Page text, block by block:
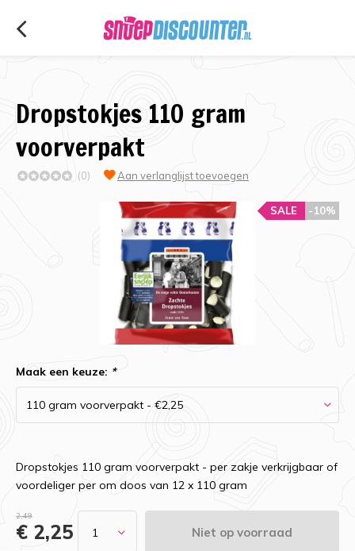
Dropstokjes 110 gram
voorverpakt
(0) Aan verlanglijst toevoegen
-10%
SALE
Maak een keuze: *
Dropstokjes 110 gram voorverpakt - per zakje verkrijgbaar of
voordeliger per om doos van 12 x 110 gram
2,49
€ 2,25 Niet op voorraad